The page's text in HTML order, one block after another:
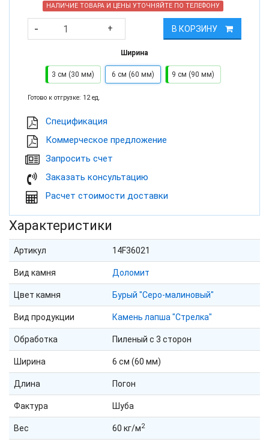
НАЛИЧИЕ ТОВАРА И ЦЕНЫ УТОЧНЯЙТЕ ПО ТЕЛЕФОНУ
- + В КОРЗИНУ
Ширина
3 см (30 мм) 6 см (60 мм) 9 см (90 мм)
Готово к отгрузке: 12 ед.
Cпецификация
Коммерческое предложение
Запросить счет
Заказать консультацию
Расчет стоимости доставки
Характеристики
Артикул 14F36021
Вид камня Доломит
Цвет камня Бурый "Серо-малиновый"
Вид продукции Камень лапша "Стрелка"
Обработка Пиленый с 3 сторон
Ширина 6 см (60 мм)
Длина Погон
Фактура Шуба
Вес 60 кг/м2